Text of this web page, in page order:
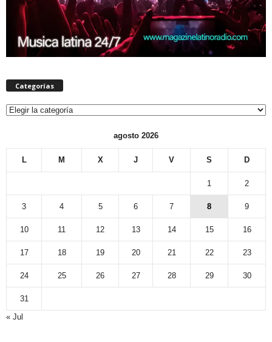
Categorías
Categorías
agosto 2026
L M X J V S D
1 2
3 4 5 6 7 8 9
10 11 12 13 14 15 16
17 18 19 20 21 22 23
24 25 26 27 28 29 30
31
« Jul